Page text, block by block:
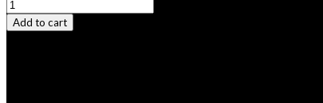
Add to cart